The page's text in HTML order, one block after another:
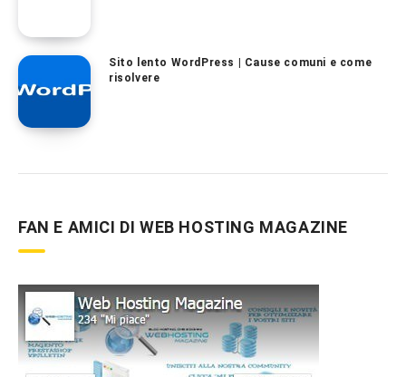
Sito lento WordPress | Cause comuni e come
risolvere
FAN E AMICI DI WEB HOSTING MAGAZINE